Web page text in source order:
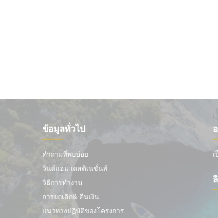
ข้อมูลทั่วไป
คำถามที่พบบ่อย
วินด์แฮม เดสติเนชั่นส์
วิธีการทำงาน
การยกเลิก& คืนเงิน
แนวทางปฏิบัติของโครงการ